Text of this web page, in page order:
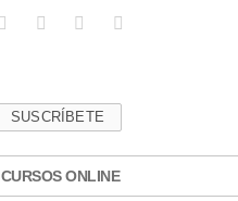
SUSCRÍBETE
CURSOS ONLINE